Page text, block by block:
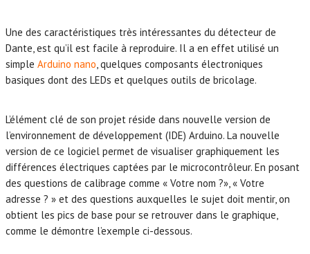
Une des caractéristiques très intéressantes du détecteur de
Dante, est qu’il est facile à reproduire. Il a en effet utilisé un
simple Arduino nano, quelques composants électroniques
basiques dont des LEDs et quelques outils de bricolage.
L’élément clé de son projet réside dans nouvelle version de
l’environnement de développement (IDE) Arduino. La nouvelle
version de ce logiciel permet de visualiser graphiquement les
différences électriques captées par le microcontrôleur. En posant
des questions de calibrage comme « Votre nom ?», « Votre
adresse ? » et des questions auxquelles le sujet doit mentir, on
obtient les pics de base pour se retrouver dans le graphique,
comme le démontre l’exemple ci-dessous.